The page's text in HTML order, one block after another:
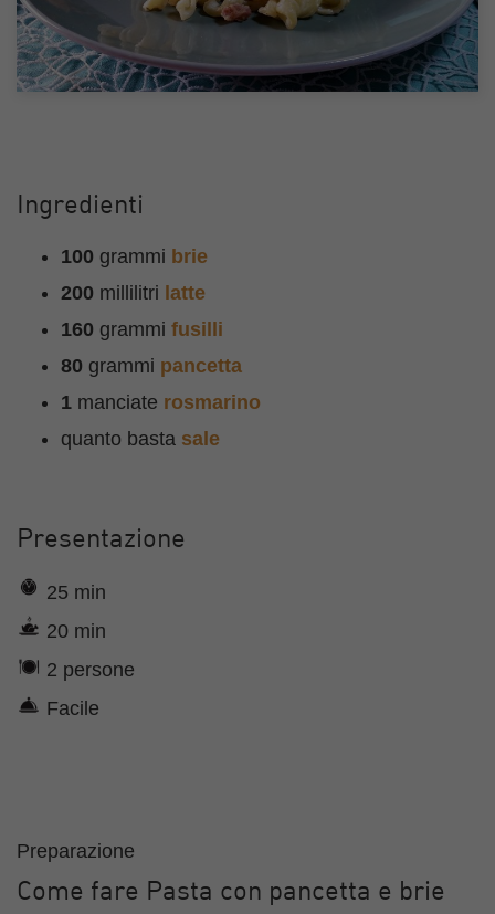
Ingredienti
100 grammi brie
200 millilitri latte
160 grammi fusilli
80 grammi pancetta
1 manciate rosmarino
quanto basta sale
Presentazione
25 min
20 min
2 persone
Facile
Preparazione
Come fare Pasta con pancetta e brie